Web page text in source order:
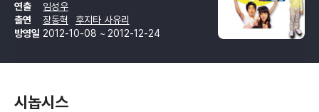
연출
임성우
출연
장동혁
후지타 사유리
방영일 2012-10-08 ~ 2012-12-24
시놉시스